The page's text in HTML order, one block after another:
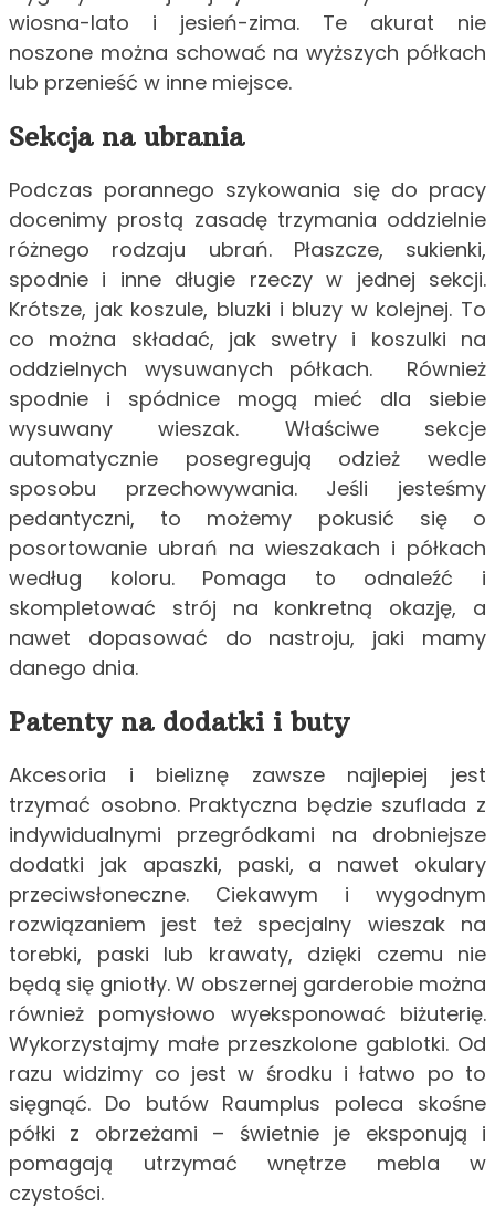
wiosna-lato i jesień-zima. Te akurat nie
noszone można schować na wyższych półkach
lub przenieść w inne miejsce.
Sekcja na ubrania
Podczas porannego szykowania się do pracy
docenimy prostą zasadę trzymania oddzielnie
różnego rodzaju ubrań. Płaszcze, sukienki,
spodnie i inne długie rzeczy w jednej sekcji.
Krótsze, jak koszule, bluzki i bluzy w kolejnej. To
co można składać, jak swetry i koszulki na
oddzielnych wysuwanych półkach. Również
spodnie i spódnice mogą mieć dla siebie
wysuwany wieszak. Właściwe sekcje
automatycznie posegregują odzież wedle
sposobu przechowywania. Jeśli jesteśmy
pedantyczni, to możemy pokusić się o
posortowanie ubrań na wieszakach i półkach
według koloru. Pomaga to odnaleźć i
skompletować strój na konkretną okazję, a
nawet dopasować do nastroju, jaki mamy
danego dnia.
Patenty na dodatki i buty
Akcesoria i bieliznę zawsze najlepiej jest
trzymać osobno. Praktyczna będzie szuflada z
indywidualnymi przegródkami na drobniejsze
dodatki jak apaszki, paski, a nawet okulary
przeciwsłoneczne. Ciekawym i wygodnym
rozwiązaniem jest też specjalny wieszak na
torebki, paski lub krawaty, dzięki czemu nie
będą się gniotły. W obszernej garderobie można
również pomysłowo wyeksponować biżuterię.
Wykorzystajmy małe przeszkolone gablotki. Od
razu widzimy co jest w środku i łatwo po to
sięgnąć. Do butów Raumplus poleca skośne
półki z obrzeżami – świetnie je eksponują i
pomagają utrzymać wnętrze mebla w
czystości.